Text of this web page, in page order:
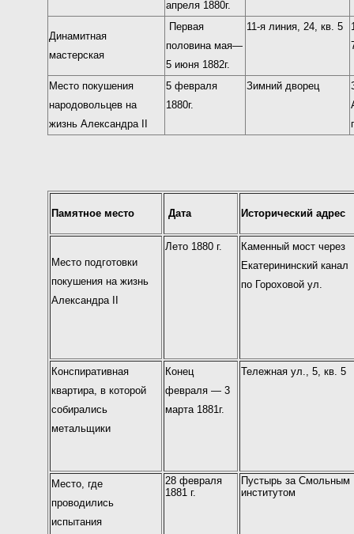
апреля 1880г.
Динамитная
мастерская
Первая
половина мая—
5 июня 1882г.
11-я линия, 24, кв. 5
Место покушения
народовольцев на
жизнь Александра II
5 февраля
1880г.
Зимний дворец
Памятное место Дата Исторический адрес
Место подготовки
покушения на жизнь
Александра II
Лето 1880 г.
Каменный мост через
Екатерининский канал
по Гороховой ул.
Конспиративная
квартира, в которой
собирались
метальщики
Конец
февраля — 3
марта 1881г.
Тележная ул., 5, кв. 5
Место, где
проводились
испытания
28 февраля
1881 г.
Пустырь за Смольным
институтом